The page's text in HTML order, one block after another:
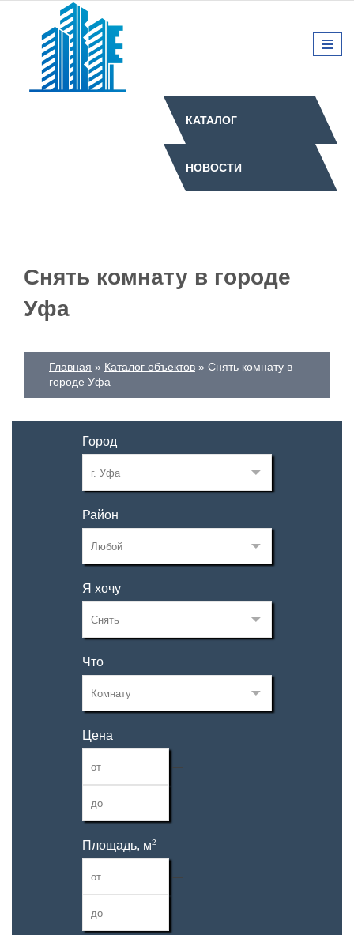
КАТАЛОГ
НОВОСТИ
Снять комнату в городе
Уфа
Главная Каталог объектов
Снять комнату в
городе Уфа
Город
Район
Я хочу
Что
Цена
—
Площадь, м2
—